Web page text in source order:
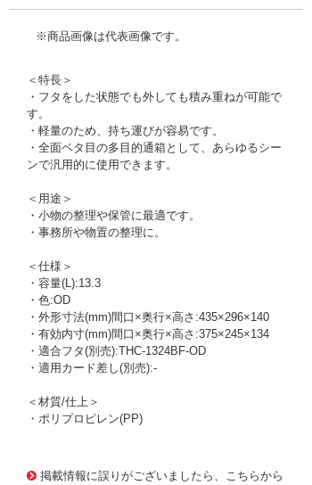
※商品画像は代表画像です。
＜特長＞
・フタをした状態でも外しても積み重ねが可能で
す。
・軽量のため、持ち運びが容易です。
・全面ベタ目の多目的通箱として、あらゆるシー
ンで汎用的に使用できます。
＜用途＞
・小物の整理や保管に最適です。
・事務所や物置の整理に。
＜仕様＞
・容量(L):13.3
・色:OD
・外形寸法(mm)間口×奥行×高さ:435×296×140
・有効内寸(mm)間口×奥行×高さ:375×245×134
・適合フタ(別売):THC-1324BF-OD
・適用カード差し(別売):-
＜材質/仕上＞
・ポリプロピレン(PP)
掲載情報に誤りがございましたら、こちらから